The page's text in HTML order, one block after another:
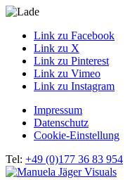
Link zu Facebook
Link zu X
Link zu Pinterest
Link zu Vimeo
Link zu Instagram
Impressum
Datenschutz
Cookie-Einstellung
Tel: +49 (0)177 36 83 954